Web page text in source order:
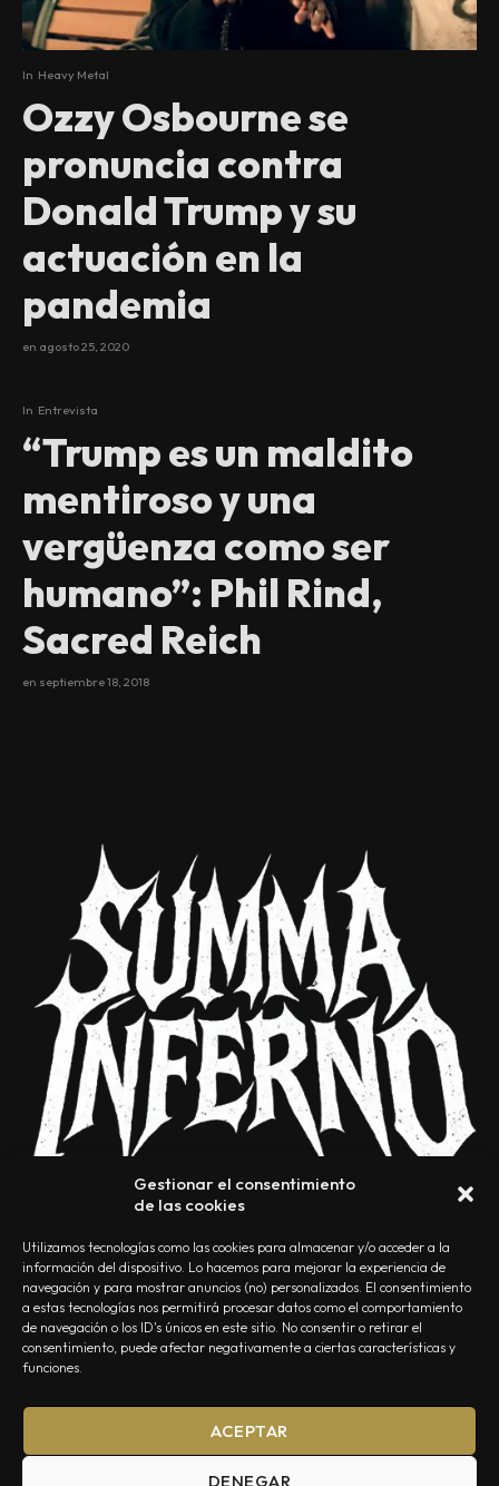
Gestionar el consentimiento
de las cookies
Utilizamos tecnologías como las cookies para almacenar y/o acceder a la
información del dispositivo. Lo hacemos para mejorar la experiencia de
navegación y para mostrar anuncios (no) personalizados. El consentimiento
a estas tecnologías nos permitirá procesar datos como el comportamiento
de navegación o los ID's únicos en este sitio. No consentir o retirar el
consentimiento, puede afectar negativamente a ciertas características y
funciones.
ACEPTAR
DENEGAR
In Heavy Metal
Ozzy Osbourne se
pronuncia contra
Donald Trump y su
actuación en la
pandemia
en agosto 25, 2020
In Entrevista
“Trump es un maldito
mentiroso y una
vergüenza como ser
humano”: Phil Rind,
Sacred Reich
en septiembre 18, 2018
NOSOTROS CONTACTO EDITORIAL POLÍTICA DE PRIVACIDAD